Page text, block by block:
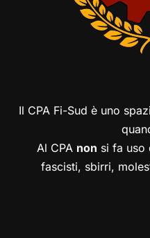
Il CPA Fi-Sud è uno
Al CPA non si fa uso
fascisti, sbirri,